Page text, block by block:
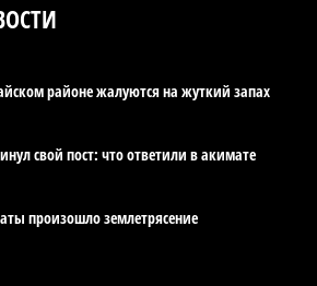
область
первый класс: казахстанских
доход, при котором не
районе жалуются на жуткий запах
свой пост: что ответили в акимате
произошло землетрясение